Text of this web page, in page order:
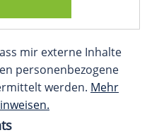
mir externe Inhalte
personenbezogene
werden. Mehr